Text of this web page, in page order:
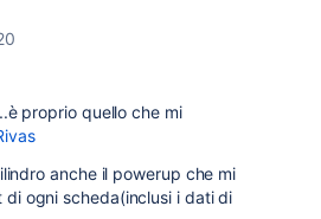
proprio quello che mi
anche il powerup che mi
ogni scheda(inclusi i dati di